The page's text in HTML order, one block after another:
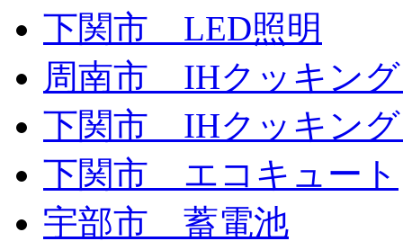
下関市 LED照明
周南市 IHクッキン
下関市 IHクッキング
下関市 エコキュート
宇部市 蓄電池